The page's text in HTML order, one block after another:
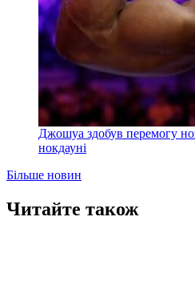
Джошуа здобув перемогу
нокдауні
Більше новин
Читайте також